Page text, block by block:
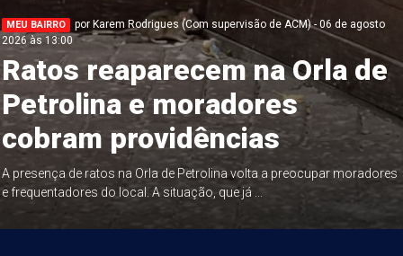
MEU BAIRRO
por Karem Rodrigues (Com supervisão de ACM) - 06 de agosto
2026 às 13:00
Ratos reaparecem na Orla de
Petrolina e moradores
cobram providências
A presença de ratos na Orla de Petrolina volta a preocupar moradores
e frequentadores do local. A situação, que já ...